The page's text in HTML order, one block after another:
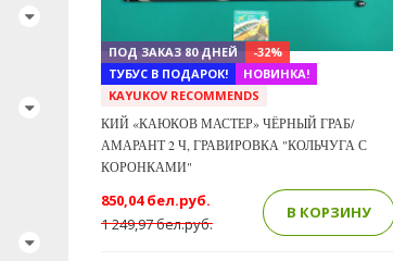
ПОД ЗАКАЗ 80 ДНЕЙ
-32%
ТУБУС В ПОДАРОК!
НОВИНКА!
KAYUKOV RECOMMENDS
КИЙ «КАЮКОВ МАСТЕР» ЧЁРНЫЙ ГРАБ/
АМАРАНТ 2 Ч, ГРАВИРОВКА "КОЛЬЧУГА С
КОРОНКАМИ"
1 249,97 бел.руб.
850,04 бел.руб.
В КОРЗИНУ